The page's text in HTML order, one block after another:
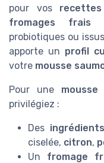
pour vos recettes
fromages frais
probiotiques ou
apporte un profil
votre mousse
Pour une
privilégiez :
Des ingrédients
ciselée, citron,
Un fromage